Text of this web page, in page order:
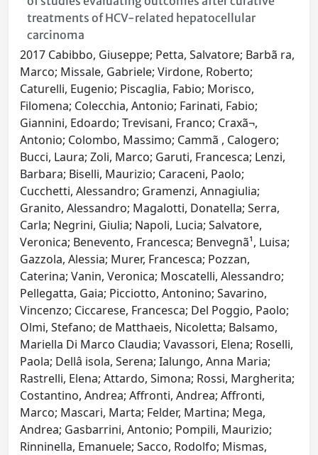
treatments of HCV-related hepatocellular
carcinoma
2017 Cabibbo, Giuseppe; Petta, Salvatore; Barbã ra,
Marco; Missale, Gabriele; Virdone, Roberto;
Caturelli, Eugenio; Piscaglia, Fabio; Morisco,
Filomena; Colecchia, Antonio; Farinati, Fabio;
Giannini, Edoardo; Trevisani, Franco; Craxã¬,
Antonio; Colombo, Massimo; Cammã , Calogero;
Bucci, Laura; Zoli, Marco; Garuti, Francesca; Lenzi,
Barbara; Biselli, Maurizio; Caraceni, Paolo;
Cucchetti, Alessandro; Gramenzi, Annagiulia;
Granito, Alessandro; Magalotti, Donatella; Serra,
Carla; Negrini, Giulia; Napoli, Lucia; Salvatore,
Veronica; Benevento, Francesca; Benvegnã¹, Luisa;
Gazzola, Alessia; Murer, Francesca; Pozzan,
Caterina; Vanin, Veronica; Moscatelli, Alessandro;
Pellegatta, Gaia; Picciotto, Antonino; Savarino,
Vincenzo; Ciccarese, Francesca; Del Poggio, Paolo;
Olmi, Stefano; de Matthaeis, Nicoletta; Balsamo,
Mariella Di Marco Claudia; Vavassori, Elena; Roselli,
Paola; Dellâ isola, Serena; Ialungo, Anna Maria;
Rastrelli, Elena; Attardo, Simona; Rossi, Margherita;
Costantino, Andrea; Affronti, Andrea; Affronti,
Marco; Mascari, Marta; Felder, Martina; Mega,
Andrea; Gasbarrini, Antonio; Pompili, Maurizio;
Rinninella, Emanuele; Sacco, Rodolfo; Mismas,